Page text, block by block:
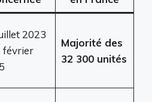
2023
février
Majorité des
32 300 unités